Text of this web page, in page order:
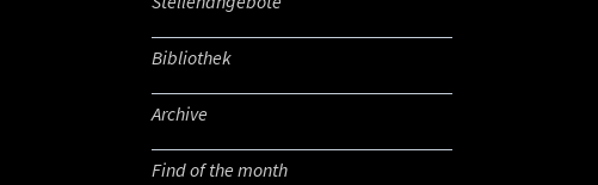
Bibliothek
Archive
Find of the month